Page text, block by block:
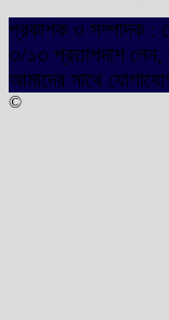
প্রকাশক ও সম্পাদক :
৩/১৩ প্রতাপদাশ লেন,
আমাদের সাথে
©